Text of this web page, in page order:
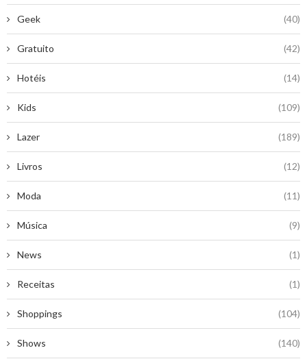
Geek (40)
Gratuito (42)
Hotéis (14)
Kids (109)
Lazer (189)
Livros (12)
Moda (11)
Música (9)
News (1)
Receitas (1)
Shoppings (104)
Shows (140)